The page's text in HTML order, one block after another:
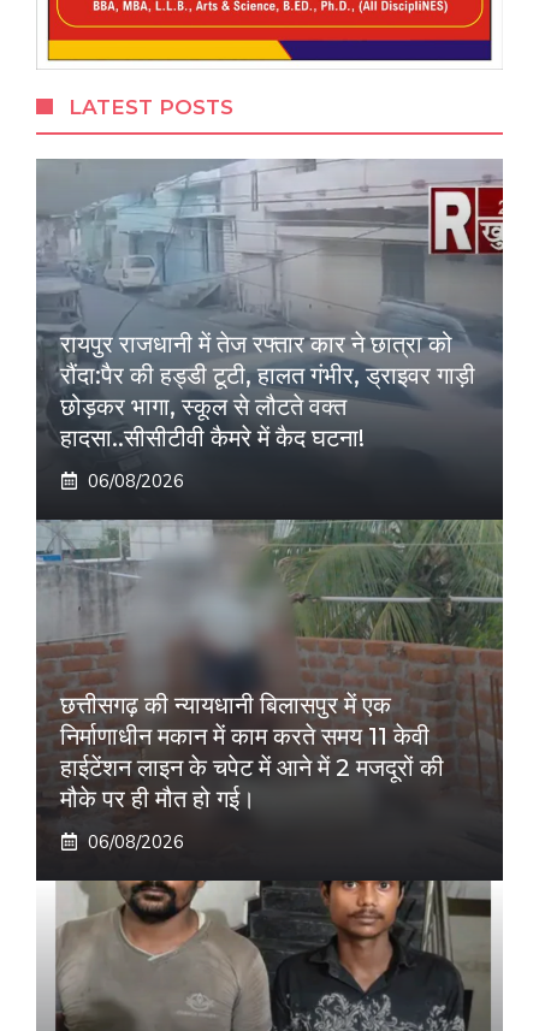
LATEST POSTS
रायपुर राजधानी में तेज रफ्तार कार ने छात्रा को
रौंदा:पैर की हड्डी टूटी, हालत गंभीर, ड्राइवर गाड़ी
छोड़कर भागा, स्कूल से लौटते वक्त
हादसा..सीसीटीवी कैमरे में कैद घटना!
06/08/2026
छत्तीसगढ़ की न्यायधानी बिलासपुर में एक
निर्माणाधीन मकान में काम करते समय 11 केवी
हाईटेंशन लाइन के चपेट में आने में 2 मजदूरों की
मौके पर ही मौत हो गई।
06/08/2026